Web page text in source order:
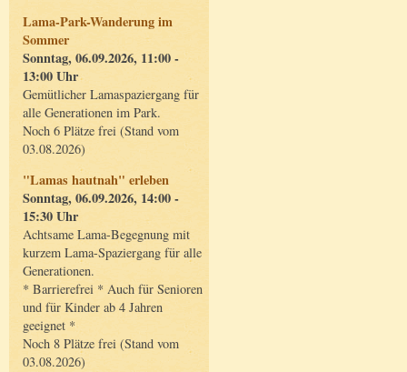
Lama-Park-Wanderung im
Sommer
Sonntag, 06.09.2026, 11:00 -
13:00 Uhr
Gemütlicher Lamaspaziergang für
alle Generationen im Park.
Noch 6 Plätze frei (Stand vom
03.08.2026)
"Lamas hautnah" erleben
Sonntag, 06.09.2026, 14:00 -
15:30 Uhr
Achtsame Lama-Begegnung mit
kurzem Lama-Spaziergang für alle
Generationen.
* Barrierefrei * Auch für Senioren
und für Kinder ab 4 Jahren
geeignet *
Noch 8 Plätze frei (Stand vom
03.08.2026)